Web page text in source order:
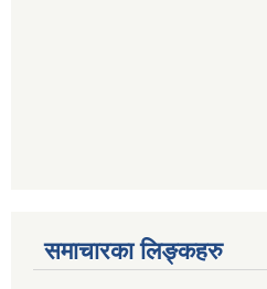
समाचारका लिङ्कहरु